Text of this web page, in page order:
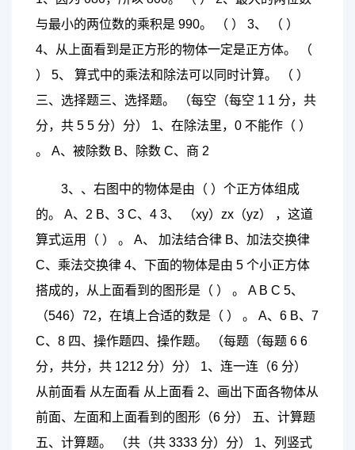
与最小的两位数的乘积是 990。 （ ） 3、 （ ）
4、从上面看到是正方形的物体一定是正方体。 （
） 5、 算式中的乘法和除法可以同时计算。 （ ）
三、选择题三、选择题。 （每空（每空 1 1 分，共
分，共 5 5 分）分） 1、在除法里，0 不能作（ ）
。 A、被除数 B、除数 C、商 2
3、、右图中的物体是由（ ）个正方体组成
的。 A、2 B、3 C、4 3、 （xy）zx（yz） ，这道
算式运用（ ） 。 A、 加法结合律 B、加法交换律
C、乘法交换律 4、下面的物体是由 5 个小正方体
搭成的，从上面看到的图形是（ ） 。 A B C 5、
（546）72，在填上合适的数是（ ） 。 A、6 B、7
C、8 四、操作题四、操作题。 （每题（每题 6 6
分，共分，共 1212 分）分） 1、连一连（6 分）
从前面看 从左面看 从上面看 2、画出下面各物体从
前面、左面和上面看到的图形（6 分） 五、计算题
五、计算题。 （共（共 3333 分）分） 1、列竖式